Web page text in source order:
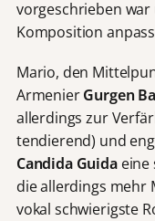
vorgeschrieben
Komposition
Mario, den
ArmenierGurgen
allerdings zur
tendierend) und
Candida Guida eine
die allerdings mehr
vokal schwierigste